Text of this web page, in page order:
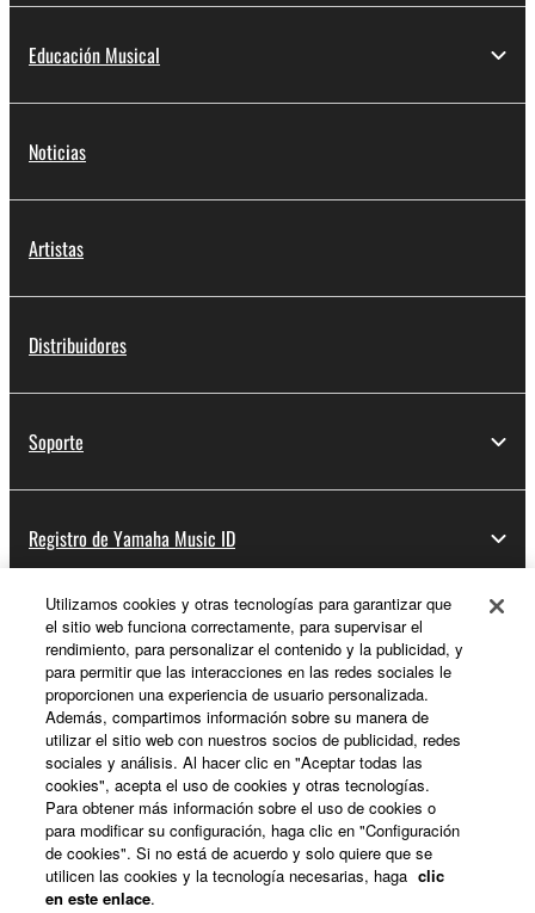
Educación Musical
Noticias
Artistas
Distribuidores
Soporte
Registro de Yamaha Music ID
Acerca de Yamaha
España - Spanish
Empresa
Utilizamos cookies y otras tecnologías para garantizar que
el sitio web funciona correctamente, para supervisar el
rendimiento, para personalizar el contenido y la publicidad, y
para permitir que las interacciones en las redes sociales le
proporcionen una experiencia de usuario personalizada.
Además, compartimos información sobre su manera de
utilizar el sitio web con nuestros socios de publicidad, redes
sociales y análisis. Al hacer clic en "Aceptar todas las
cookies", acepta el uso de cookies y otras tecnologías.
Para obtener más información sobre el uso de cookies o
para modificar su configuración, haga clic en "Configuración
de cookies". Si no está de acuerdo y solo quiere que se
utilicen las cookies y la tecnología necesarias, haga clic
en este enlace.